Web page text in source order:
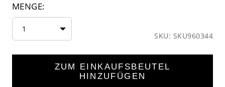
MENGE:
1
SKU: SKU960344
ZUM EINKAUFSBEUTEL
HINZUFÜGEN